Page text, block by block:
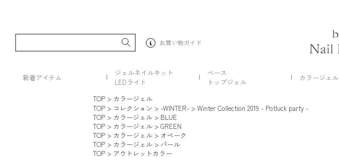
お買い物ガイド
新着アイテム
ジェルネイルキット
LEDライト
ベース
トップジェル
カラージェル
TOP
カラージェル
TOP
コレクション -WINTER-
Winter Collection 2019 - Potluck party -
TOP
カラージェル
BLUE
TOP
カラージェル
GREEN
TOP
カラージェル
オペーク
TOP
カラージェル
パール
TOP
アウトレットカラー